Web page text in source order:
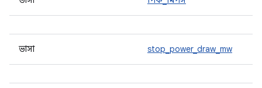
ভাসা stop_power_draw_mw